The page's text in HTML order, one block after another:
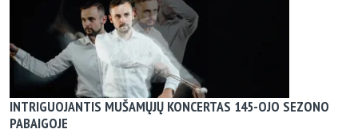
INTRIGUOJANTIS MUŠAMŲJŲ KONCERTAS 145-OJO SEZONO
PABAIGOJE